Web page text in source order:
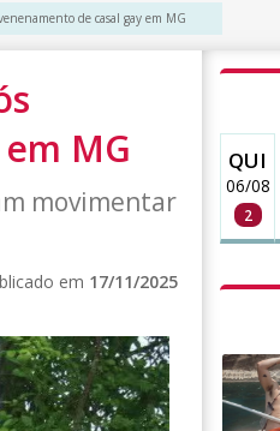
de casal gay em MG
MG
movimentar
em 17/11/2025
QUI
06/08
2